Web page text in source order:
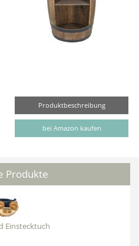
Produktbeschreibung
bei Amazon kaufen
Produkte
Einstecktuch